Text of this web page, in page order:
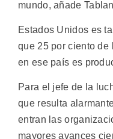
mundo, añade
Estados Unidos es
que 25 por ciento de
en ese país es
Para el jefe de la
que resulta
entran las
mayores avances